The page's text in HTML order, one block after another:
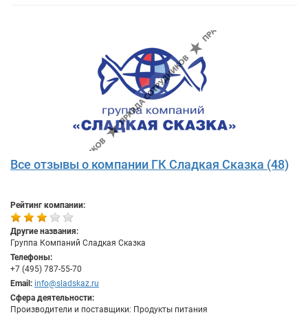
Все отзывы о компании ГК Сладкая Сказка (48)
Рейтинг компании:
Другие названия:
Группа Компаний Сладкая Сказка
Телефоны:
+7 (495) 787-55-70
Email: info@sladskaz.ru
Сфера деятельности:
Производители и поставщики: Продукты питания